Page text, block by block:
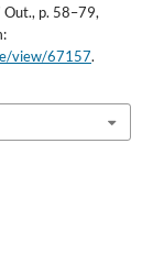
Out., p. 58–79,
view/67157.